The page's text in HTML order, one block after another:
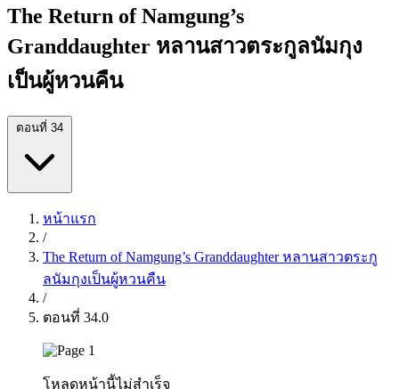
The Return of Namgung’s
Granddaughter หลานสาวตระกูลนัมกุง
เป็นผู้หวนคืน
ตอนที่ 34
หน้าแรก
/
The Return of Namgung’s Granddaughter หลานสาวตระกู
ลนัมกุงเป็นผู้หวนคืน
/
ตอนที่ 34.0
โหลดหน้านี้ไม่สำเร็จ